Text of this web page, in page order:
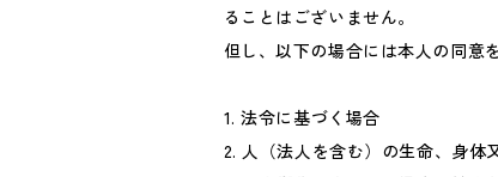
ることはございません。
但し、以下の場合には本人の同意
1. 法令に基づく場合
2. 人（法人を含む）の生命、身体